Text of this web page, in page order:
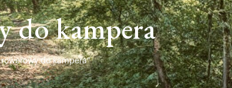
do kampera
do kampera”